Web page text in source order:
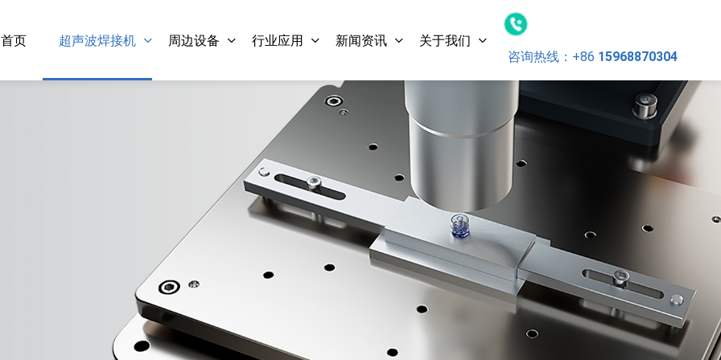
首页 超声波焊接机 周边设备 行业应用 新闻资讯
关于我们
咨询热线： +86 15968870304
2000/3000W L3000
Pro 数字
灵科超声波塑料焊接机（方立
柱） 20kHz-2000/2600W